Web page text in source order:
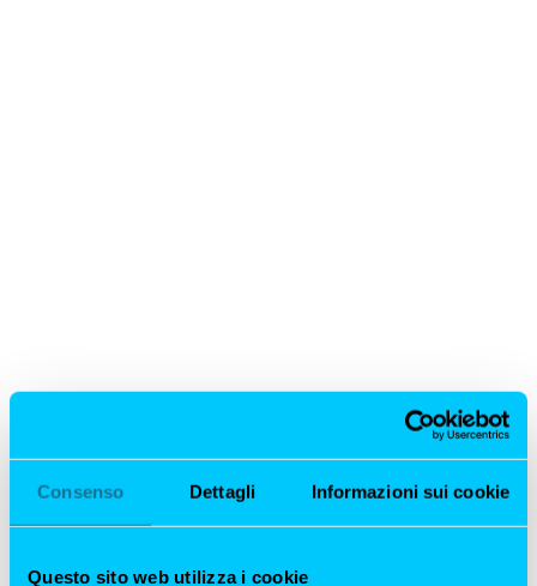
Consenso Dettagli Informazioni sui cookie
Questo sito web utilizza i cookie